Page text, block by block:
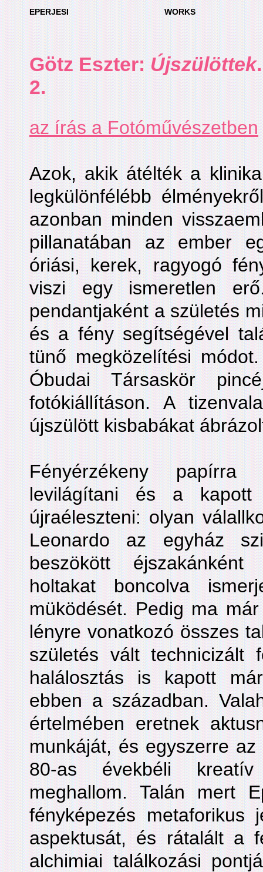
EPERJESI WORKS
Götz Eszter: Újszülöttek
2.
az írás a Fotóművészetben
Azok, akik átélték a
legkülönfélébb
azonban minden
pillanatában az ember
óriási, kerek, ragyogó
viszi egy ismeretlen
pendantjaként a születés
és a fény segítségével
tünő megközelítési
Óbudai Társaskör
fotókiállításon. A
újszülött kisbabákat
Fényérzékeny
levilágítani és a
újraéleszteni: olyan
Leonardo az egyház
beszökött
holtakat boncolva
müködését. Pedig ma
lényre vonatkozó összes
születés vált technicizált
halálosztás is kapott
ebben a században.
értelmében eretnek
munkáját, és egyszerre
80-as évekbéli
meghallom. Talán mert
fényképezés metaforikus
aspektusát, és rátalált a
alchimiai találkozási